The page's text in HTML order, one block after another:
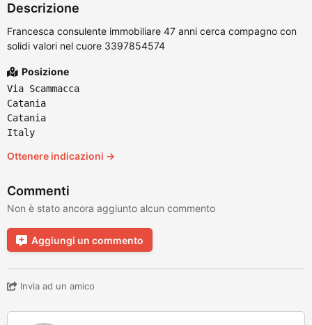
Descrizione
Francesca consulente immobiliare 47 anni cerca compagno con
solidi valori nel cuore 3397854574
Posizione
Via Scammacca
Catania
Catania
Italy
Ottenere indicazioni →
Commenti
Non è stato ancora aggiunto alcun commento
Aggiungi un commento
Invia ad un amico